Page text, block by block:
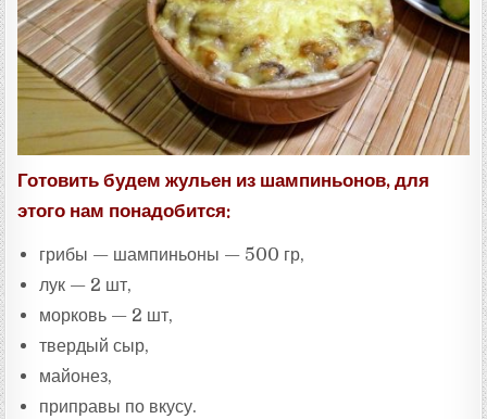
Готовить будем жульен из шампиньонов, для
этого нам понадобится:
грибы — шампиньоны — 500 гр,
лук — 2 шт,
морковь — 2 шт,
твердый сыр,
майонез,
приправы по вкусу.